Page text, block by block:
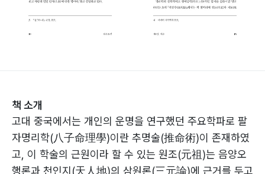
책 소개
고대 중국에서는 개인의 운명을 연구했던 주요학파로 팔
자명리학(八子命理學)이란 추명술(推命術)이 존재하였
고, 이 학술의 근원이라 할 수 있는 원조(元祖)는 음양오
행론과 천인지(天人地)의 삼원론(三元論)에 근거를 두고